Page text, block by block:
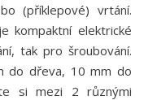
(příklepové) vrtání.
kompaktní elektrické
tak pro šroubování.
do dřeva, 10 mm do
si mezi 2 různými